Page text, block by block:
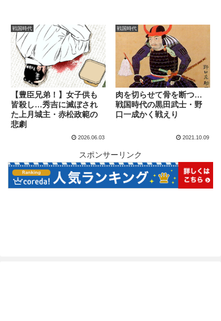
戦国時代
【豊臣兄弟！】女子供も
皆殺し…秀吉に滅ぼされ
た上月城主・赤松政範の
悲劇
2026.06.03
戦国時代
肉を切らせて骨を断つ…
戦国時代の黒田武士・野
口一成かく戦えり
2021.10.09
スポンサーリンク